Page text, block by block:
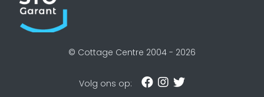
© Cottage Centre 2004 - 2026
Volg ons op: